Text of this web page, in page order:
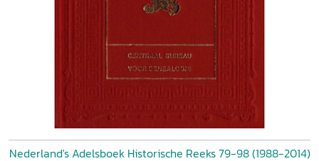
Nederland's Adelsboek Historische Reeks 79-98 (1988-2014)